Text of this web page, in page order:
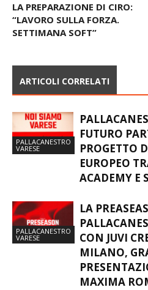
LA PREPARAZIONE DI CIRO:
“LAVORO SULLA FORZA.
SETTIMANA SOFT”
ARTICOLI CORRELATI
PALLACANESTRO
VARESE
FUTURO
PROGETTO
EUROPEO
ACADEMY E
PALLACANESTRO
VARESE
LA
CON JUVI
MILANO,
MAXIMA